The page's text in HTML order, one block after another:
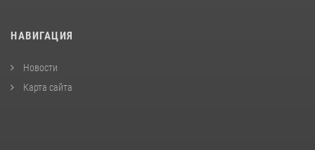
НАВИГАЦИЯ
Новости
Карта сайта